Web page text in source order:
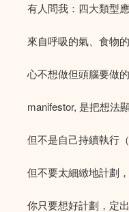
有人問我：四大類型
來自呼吸的氣、食物
心不想做但頭腦要做
manifestor, 是把想法顯
但不是自己持續執行
但不要太細緻地計劃
你只要想好計劃，定